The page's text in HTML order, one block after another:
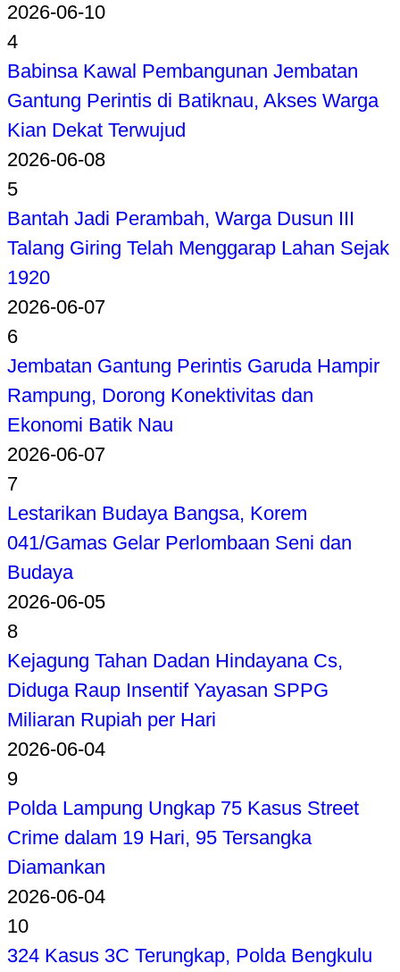
2026-06-10
4
Babinsa Kawal Pembangunan Jembatan
Gantung Perintis di Batiknau, Akses Warga
Kian Dekat Terwujud
2026-06-08
5
Bantah Jadi Perambah, Warga Dusun III
Talang Giring Telah Menggarap Lahan Sejak
1920
2026-06-07
6
Jembatan Gantung Perintis Garuda Hampir
Rampung, Dorong Konektivitas dan
Ekonomi Batik Nau
2026-06-07
7
Lestarikan Budaya Bangsa, Korem
041/Gamas Gelar Perlombaan Seni dan
Budaya
2026-06-05
8
Kejagung Tahan Dadan Hindayana Cs,
Diduga Raup Insentif Yayasan SPPG
Miliaran Rupiah per Hari
2026-06-04
9
Polda Lampung Ungkap 75 Kasus Street
Crime dalam 19 Hari, 95 Tersangka
Diamankan
2026-06-04
10
324 Kasus 3C Terungkap, Polda Bengkulu